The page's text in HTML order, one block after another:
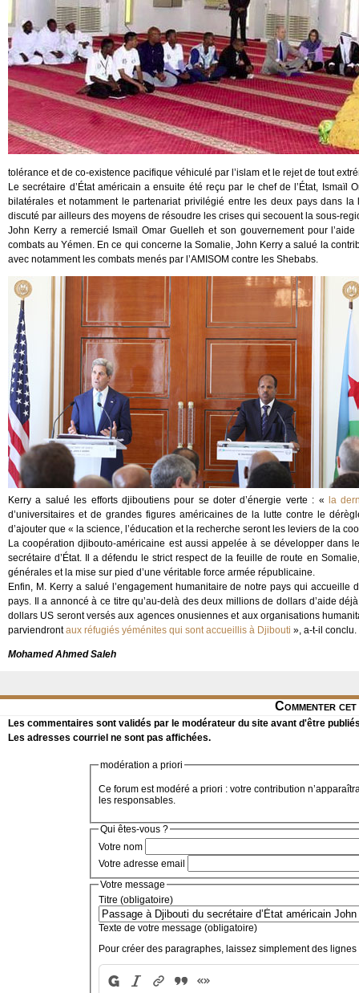
tolérance et de co-existence pacifique véhiculé par l’islam et le rejet de tout
Le secrétaire d’État américain a ensuite été reçu par le chef de l’État,
bilatérales et notamment le partenariat privilégié entre les deux pays dans
discuté par ailleurs des moyens de résoudre les crises qui secouent la sous-
John Kerry a remercié Ismaïl Omar Guelleh et son gouvernement pour
combats au Yémen. En ce qui concerne la Somalie, John Kerry a salué la
avec notamment les combats menés par l’AMISOM contre les Shebabs.
Kerry a salué les efforts djiboutiens pour se doter d’énergie verte : «
la
d’universitaires et de grandes figures américaines de la lutte contre le
d’ajouter que « la science, l’éducation et la recherche seront les leviers de la
La coopération djibouto-américaine est aussi appelée à se développer
secrétaire d’État. Il a défendu le strict respect de la feuille de route en
générales et la mise sur pied d’une véritable force armée républicaine.
Enfin, M. Kerry a salué l’engagement humanitaire de notre pays qui
pays. Il a annoncé à ce titre qu’au-delà des deux millions de dollars d’aide
dollars US seront versés aux agences onusiennes et aux organisations
parviendrontaux réfugiés yéménites qui sont accueillis à Djibouti », a-t-il conclu.
Mohamed Ahmed Saleh
Commenter
Les commentaires sont validés par le modérateur du site avant d'être
Les adresses courriel ne sont pas affichées.
modération a priori
Ce forum est modéré a priori : votre contribution
les responsables.
Qui êtes-vous ?
Votre nom
Votre adresse email
Votre message
Titre (obligatoire)
Texte de votre message (obligatoire)
Pour créer des paragraphes, laissez simplement des lignes